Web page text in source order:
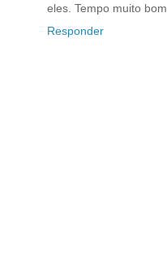
eles. Tempo muito bom.
Responder